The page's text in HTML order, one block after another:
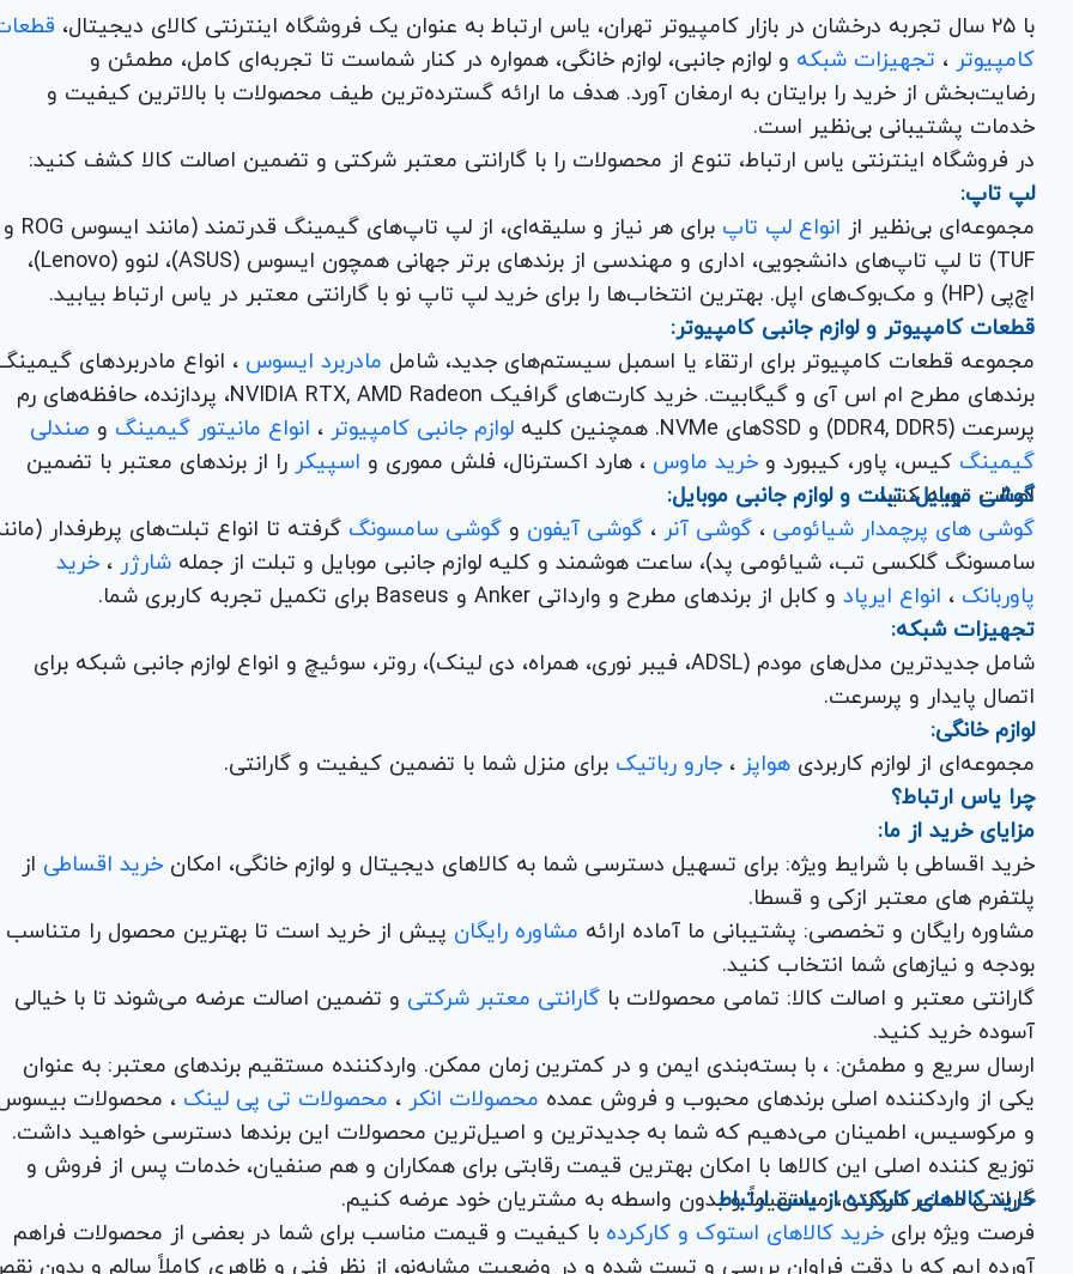
با ۲۵ سال تجربه درخشان در بازار کامپیوتر تهران، یاس ارتباط به عنوان یک فروشگاه اینترنتی کالای دیجیتال،
کامپیوتر ، تجهیزات شبکه
و لوازم جانبی، لوازم خانگی، همواره در کنار شماست تا تجربه‌ای کامل، مطمئن و
رضایت‌بخش از خرید را برایتان به ارمغان آورد. هدف ما ارائه گسترده‌ترین طیف محصولات با بالاترین کیفیت و
خدمات پشتیبانی بی‌نظیر است.
در فروشگاه اینترنتی یاس ارتباط، تنوع از محصولات را با گارانتی معتبر شرکتی و تضمین اصالت کالا کشف کنید:
لپ تاپ:
مجموعه‌ای بی‌نظیر از انواع لپ تاپ
برای هر نیاز و سلیقه‌ای، از لپ تاپ‌های گیمینگ قدرتمند (مانند ایسوس ROG و
TUF) تا لپ تاپ‌های دانشجویی، اداری و مهندسی از برندهای برتر جهانی همچون ایسوس (ASUS)، لنوو (Lenovo)،
اچ‌پی (HP) و مک‌بوک‌های اپل. بهترین انتخاب‌ها را برای خرید لپ تاپ نو با گارانتی معتبر در یاس ارتباط بیابید.
قطعات کامپیوتر و لوازم جانبی کامپیوتر:
مجموعه قطعات کامپیوتر برای ارتقاء یا اسمبل سیستم‌های جدید، شامل مادربرد ایسوس ، انواع مادربردهای
برندهای مطرح ام اس آی و گیگابیت. خرید کارت‌های گرافیک NVIDIA RTX, AMD Radeon، پردازنده‌، حافظه‌های رم
پرسرعت (DDR4, DDR5) و SSDهای NVMe. همچنین کلیه
لوازم جانبی کامپیوتر ، انواع مانیتور گیمینگ
صندلی
گیمینگ کیس، پاور، کیبورد و خرید ماوس ، هارد اکسترنال، فلش مموری و اسپیکر را از برندهای معتبر با تضمین
اصالت تهیه کنید.
گوشی موبایل، تبلت و لوازم جانبی موبایل:
گوشی های پرچمدار شیائومی ، گوشی آنر ، گوشی آیفون گوشی سامسونگ گرفته تا انواع تبلت‌های پرطرفدار
سامسونگ گلکسی تب، شیائومی پد)، ساعت هوشمند و کلیه لوازم جانبی موبایل و تبلت از جملهشارژر ، خرید
پاوربانک ، انواع ایرپاد
تجهیزات شبکه:
شامل جدیدترین مدل‌های مودم (ADSL، فیبر نوری، همراه، دی لینک)، روتر، سوئیچ و انواع لوازم جانبی شبکه برای
اتصال پایدار و پرسرعت.
لوازم خانگی:
مجموعه‌ای از لوازم کاربردیهواپز ، جارو رباتیک برای منزل شما با تضمین کیفیت و گارانتی.
چرا یاس ارتباط؟
مزایای خرید از ما:
خرید اقساطی با شرایط ویژه: برای تسهیل دسترسی شما به کالاهای دیجیتال و لوازم خانگی، امکانخرید اقساطی از
پلتفرم های معتبر ازکی و قسطا.
مشاوره رایگان و تخصصی: پشتیبانی ما آماده ارائه مشاوره رایگان پیش از خرید است تا بهترین محصول را متناسب
بودجه و نیازهای شما انتخاب کنید.
گارانتی معتبر و اصالت کالا: تمامی محصولات باگارانتی معتبر شرکتی و تضمین اصالت عرضه می‌شوند تا با خیالی
آسوده خرید کنید.
ارسال سریع و مطمئن: ، با بسته‌بندی ایمن و در کمترین زمان ممکن. واردکننده مستقیم برندهای معتبر: به عنوان
یکی از واردکننده اصلی برندهای محبوب و فروش عمده محصولات انکر ، محصولات تی پی لینک ، محصولات
و مرکوسیس، اطمینان می‌دهیم که شما به جدیدترین و اصیل‌ترین محصولات این برندها دسترسی خواهید داشت.
توزیع کننده اصلی این کالاها با امکان بهترین قیمت رقابتی برای همکاران و هم صنفیان، خدمات پس از فروش و
گارانتی معتبر شرکتی، مستقیماً و بدون واسطه به مشتریان خود عرضه کنیم.
خرید کالاهای کارکرده از یاس ارتباط
فرصت ویژه برایخرید کالاهای استوک و کارکرده با کیفیت و قیمت مناسب برای شما در بعضی از محصولات فراهم
آورده ایم که با دقت فراوان بررسی و تست شده و در وضعیت مشابه‌نو، از نظر فنی و ظاهری کاملاً سالم و بدون